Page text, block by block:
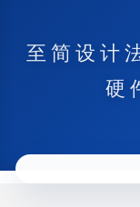
至简设计
硬